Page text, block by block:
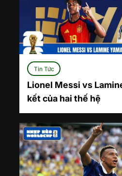
Tin Tức
Lionel Messi vs
kết của hai thế hệ